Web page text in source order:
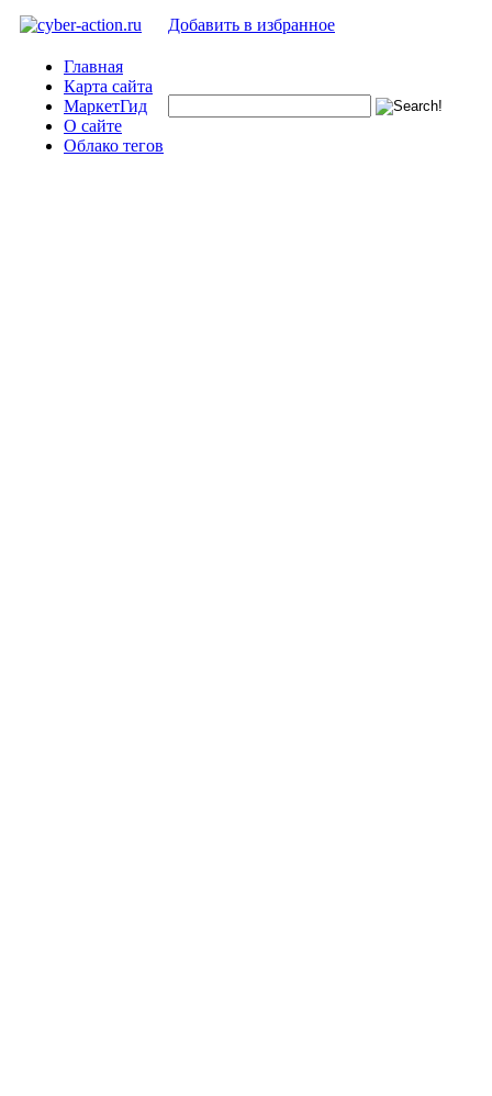
Добавить в избранное
Главная
Карта сайта
МаркетГид
О сайте
Облако тегов